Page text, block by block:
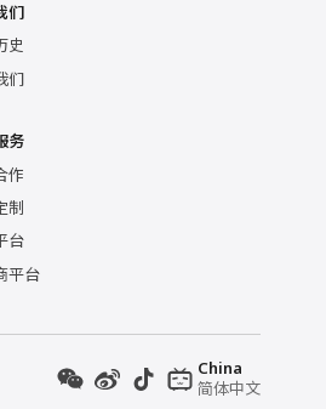
们
史
们
务
作
制
台
平台
China
简体中文